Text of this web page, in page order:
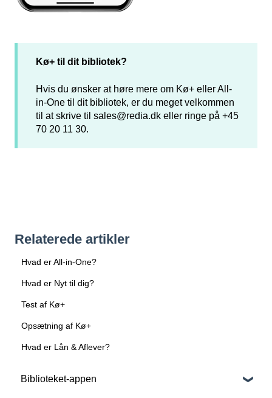
Kø+ til dit bibliotek?
Hvis du ønsker at høre mere om Kø+ eller All-
in-One til dit bibliotek, er du meget velkommen
til at skrive til sales@redia.dk eller ringe på +45
70 20 11 30.
Relaterede artikler
Hvad er All-in-One?
Hvad er Nyt til dig?
Test af Kø+
Opsætning af Kø+
Hvad er Lån & Aflever?
Biblioteket-appen